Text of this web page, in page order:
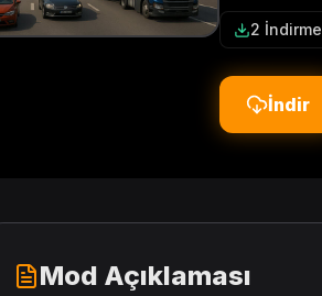
2 İndirme
İndir
Mod Açıklaması